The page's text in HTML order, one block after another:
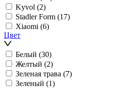
Kyvol (2)
Stadler Form (17)
Xiaomi (6)
Цвет
Белый (30)
Желтый (2)
Зеленая трава (7)
Зеленый (1)